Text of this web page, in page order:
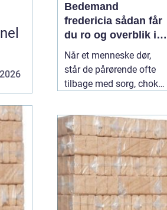
Bedemand
fredericia sådan får
du ro og overblik i
en svær tid
Når et menneske dør,
står de pårørende ofte
tilbage med sorg, chok
Hvad skal gøres først?
Hvem kontakter man?
Hvordan skaber man en
afsked, som føles rigtig?
Her spiller en lokal 04
July 2026